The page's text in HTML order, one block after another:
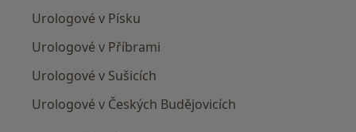
Urologové v Písku
Urologové v Příbrami
Urologové v Sušicích
Urologové v Českých Budějovicích